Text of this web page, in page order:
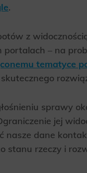
.
z
portalach – na
tematyce
sprawy
jej
nasze dane
stanu rzeczy i